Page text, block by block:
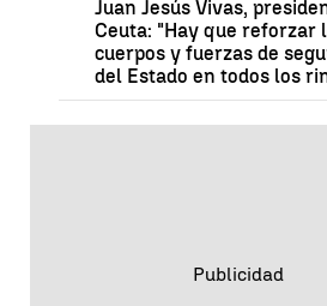
Juan Jesús Vivas,
Ceuta: "Hay que reforzar
cuerpos y fuerzas de
del Estado en todos los